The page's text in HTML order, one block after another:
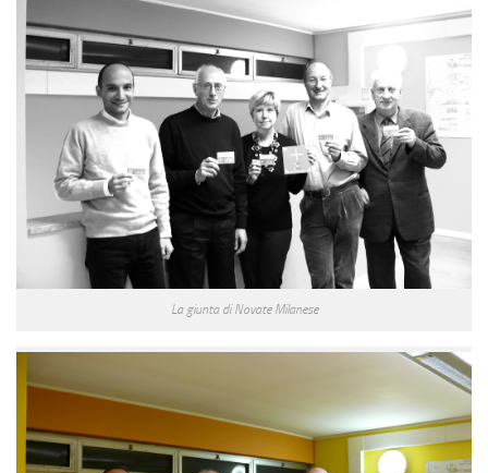
La giunta di Novate Milanese